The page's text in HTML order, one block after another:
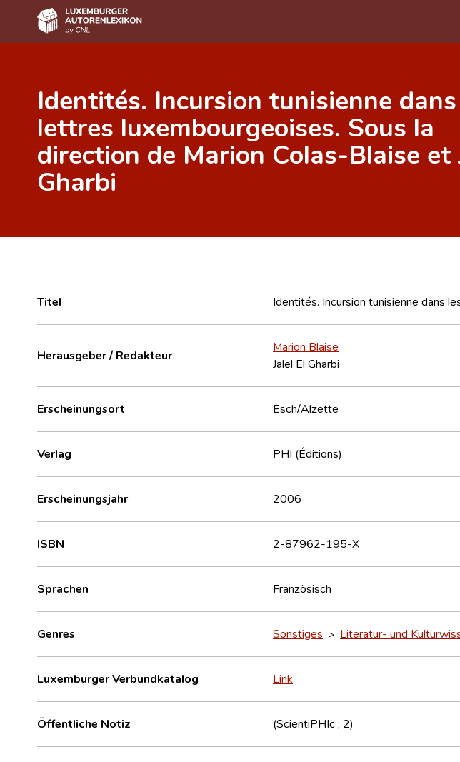
Autor(inn)en A-Z
Erweiterte Suche
Häufige Fragen und Antworten
CNL
Identités. Incursion tunisienne
lettres luxembourgeoises. Sous la
direction de Marion Colas-Blaise et
Gharbi
Titel Identités. Incursion tunisienne dans
Herausgeber / Redakteur
Marion Blaise
Jalel El Gharbi
Erscheinungsort Esch/Alzette
Verlag PHI (Éditions)
Erscheinungsjahr 2006
ISBN 2-87962-195-X
Sprachen Französisch
Genres Sonstiges > Literatur- und
Luxemburger Verbundkatalog Link
Öffentliche Notiz (ScientiPHIc ; 2)